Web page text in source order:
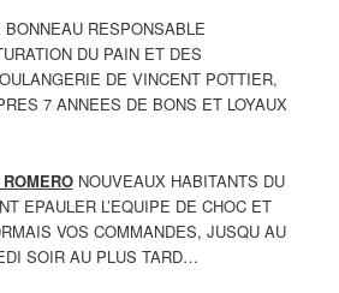
RESPONSABLE
DU PAIN ET DES
DE VINCENT POTTIER,
7 ANNEES DE BONS ET LOYAUX
NOUVEAUX HABITANTS DU
EPAULER L’EQUIPE DE CHOC ET
VOS COMMANDES, JUSQU AU
SOIR AU PLUS TARD…